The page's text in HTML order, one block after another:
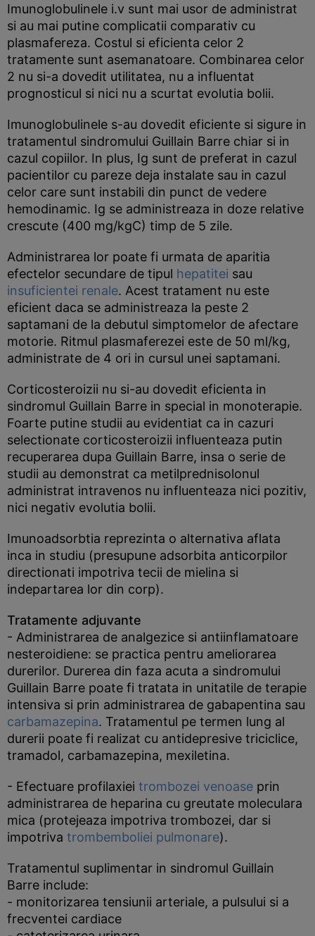
Imunoglobulinele i.v sunt mai usor de administrat
si au mai putine complicatii comparativ cu
plasmafereza. Costul si eficienta celor 2
tratamente sunt asemanatoare. Combinarea celor
2 nu si-a dovedit utilitatea, nu a influentat
prognosticul si nici nu a scurtat evolutia bolii.
Imunoglobulinele s-au dovedit eficiente si sigure in
tratamentul sindromului Guillain Barre chiar si in
cazul copiilor. In plus, Ig sunt de preferat in cazul
pacientilor cu pareze deja instalate sau in cazul
celor care sunt instabili din punct de vedere
hemodinamic. Ig se administreaza in doze relative
crescute (400 mg/kgC) timp de 5 zile.
Administrarea lor poate fi urmata de aparitia
efectelor secundare de tipul hepatitei sau
insuficientei renale. Acest tratament nu este
eficient daca se administreaza la peste 2
saptamani de la debutul simptomelor de afectare
motorie. Ritmul plasmaferezei este de 50 ml/kg,
administrate de 4 ori in cursul unei saptamani.
Corticosteroizii nu si-au dovedit eficienta in
sindromul Guillain Barre in special in monoterapie.
Foarte putine studii au evidentiat ca in cazuri
selectionate corticosteroizii influenteaza putin
recuperarea dupa Guillain Barre, insa o serie de
studii au demonstrat ca metilprednisolonul
administrat intravenos nu influenteaza nici pozitiv,
nici negativ evolutia bolii.
Imunoadsorbtia reprezinta o alternativa aflata
inca in studiu (presupune adsorbita anticorpilor
directionati impotriva tecii de mielina si
indepartarea lor din corp).
Tratamente adjuvante
- Administrarea de analgezice si antiinflamatoare
nesteroidiene: se practica pentru ameliorarea
durerilor. Durerea din faza acuta a sindromului
Guillain Barre poate fi tratata in unitatile de terapie
intensiva si prin administrarea de gabapentina sau
carbamazepina. Tratamentul pe termen lung al
durerii poate fi realizat cu antidepresive triciclice,
tramadol, carbamazepina, mexiletina.
- Efectuare profilaxiei trombozei venoase prin
administrarea de heparina cu greutate moleculara
mica (protejeaza impotriva trombozei, dar si
impotriva trombemboliei pulmonare).
Tratamentul suplimentar in sindromul Guillain
Barre include:
- monitorizarea tensiunii arteriale, a pulsului si a
frecventei cardiace